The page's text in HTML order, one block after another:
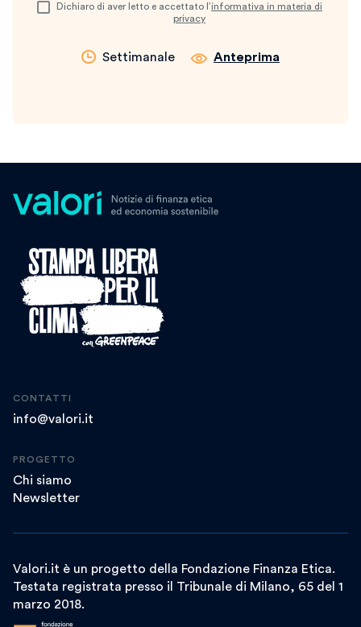
Dichiaro di aver letto e accettato l’informativa in materia di
privacy
Settimanale Anteprima
CONTATTI
info@valori.it
PROGETTO
Chi siamo
Newsletter
Valori.it è un progetto della Fondazione Finanza Etica.
Testata registrata presso il Tribunale di Milano, 65 del 1
marzo 2018.